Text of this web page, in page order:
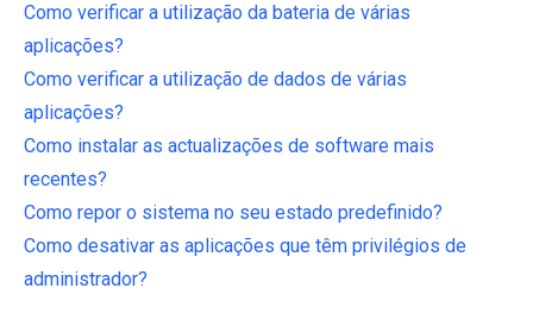
Como verificar a utilização da bateria de várias
aplicações?
Como verificar a utilização de dados de várias
aplicações?
Como instalar as actualizações de software mais
recentes?
Como repor o sistema no seu estado predefinido?
Como desativar as aplicações que têm privilégios de
administrador?